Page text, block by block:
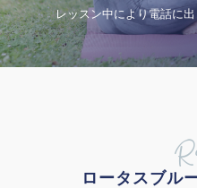
レッスン中により電話に
ロータスブル